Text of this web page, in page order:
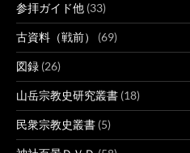
参拝ガイド他 (33)
古資料（戦前） (69)
図録 (26)
山岳宗教史研究叢書 (18)
民衆宗教史叢書 (5)